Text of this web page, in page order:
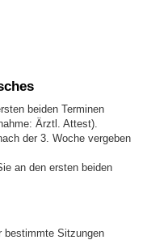
beiden Terminen
Ärztl. Attest).
der 3. Woche vergeben
an den ersten beiden
bestimmte Sitzungen